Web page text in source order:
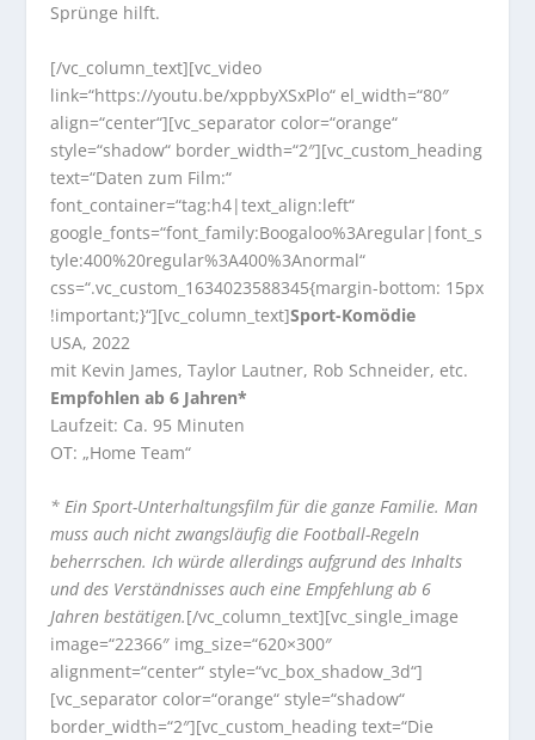
Sprünge hilft.
[/vc_column_text][vc_video
link=“https://youtu.be/xppbyXSxPlo“ el_width=“80″
align=“center“][vc_separator color=“orange“
style=“shadow“ border_width=“2″][vc_custom_heading
text=“Daten zum Film:“
font_container=“tag:h4|text_align:left“
google_fonts=“font_family:Boogaloo%3Aregular|font_s
tyle:400%20regular%3A400%3Anormal“
css=“.vc_custom_1634023588345{margin-bottom: 15px
!important;}“][vc_column_text]Sport-Komödie
USA, 2022
mit Kevin James, Taylor Lautner, Rob Schneider, etc.
Empfohlen ab 6 Jahren*
Laufzeit: Ca. 95 Minuten
OT: „Home Team“
* Ein Sport-Unterhaltungsfilm für die ganze Familie. Man
muss auch nicht zwangsläufig die Football-Regeln
beherrschen. Ich würde allerdings aufgrund des Inhalts
und des Verständnisses auch eine Empfehlung ab 6
Jahren bestätigen.[/vc_column_text][vc_single_image
image=“22366″ img_size=“620×300″
alignment=“center“ style=“vc_box_shadow_3d“]
[vc_separator color=“orange“ style=“shadow“
border_width=“2″][vc_custom_heading text=“Die